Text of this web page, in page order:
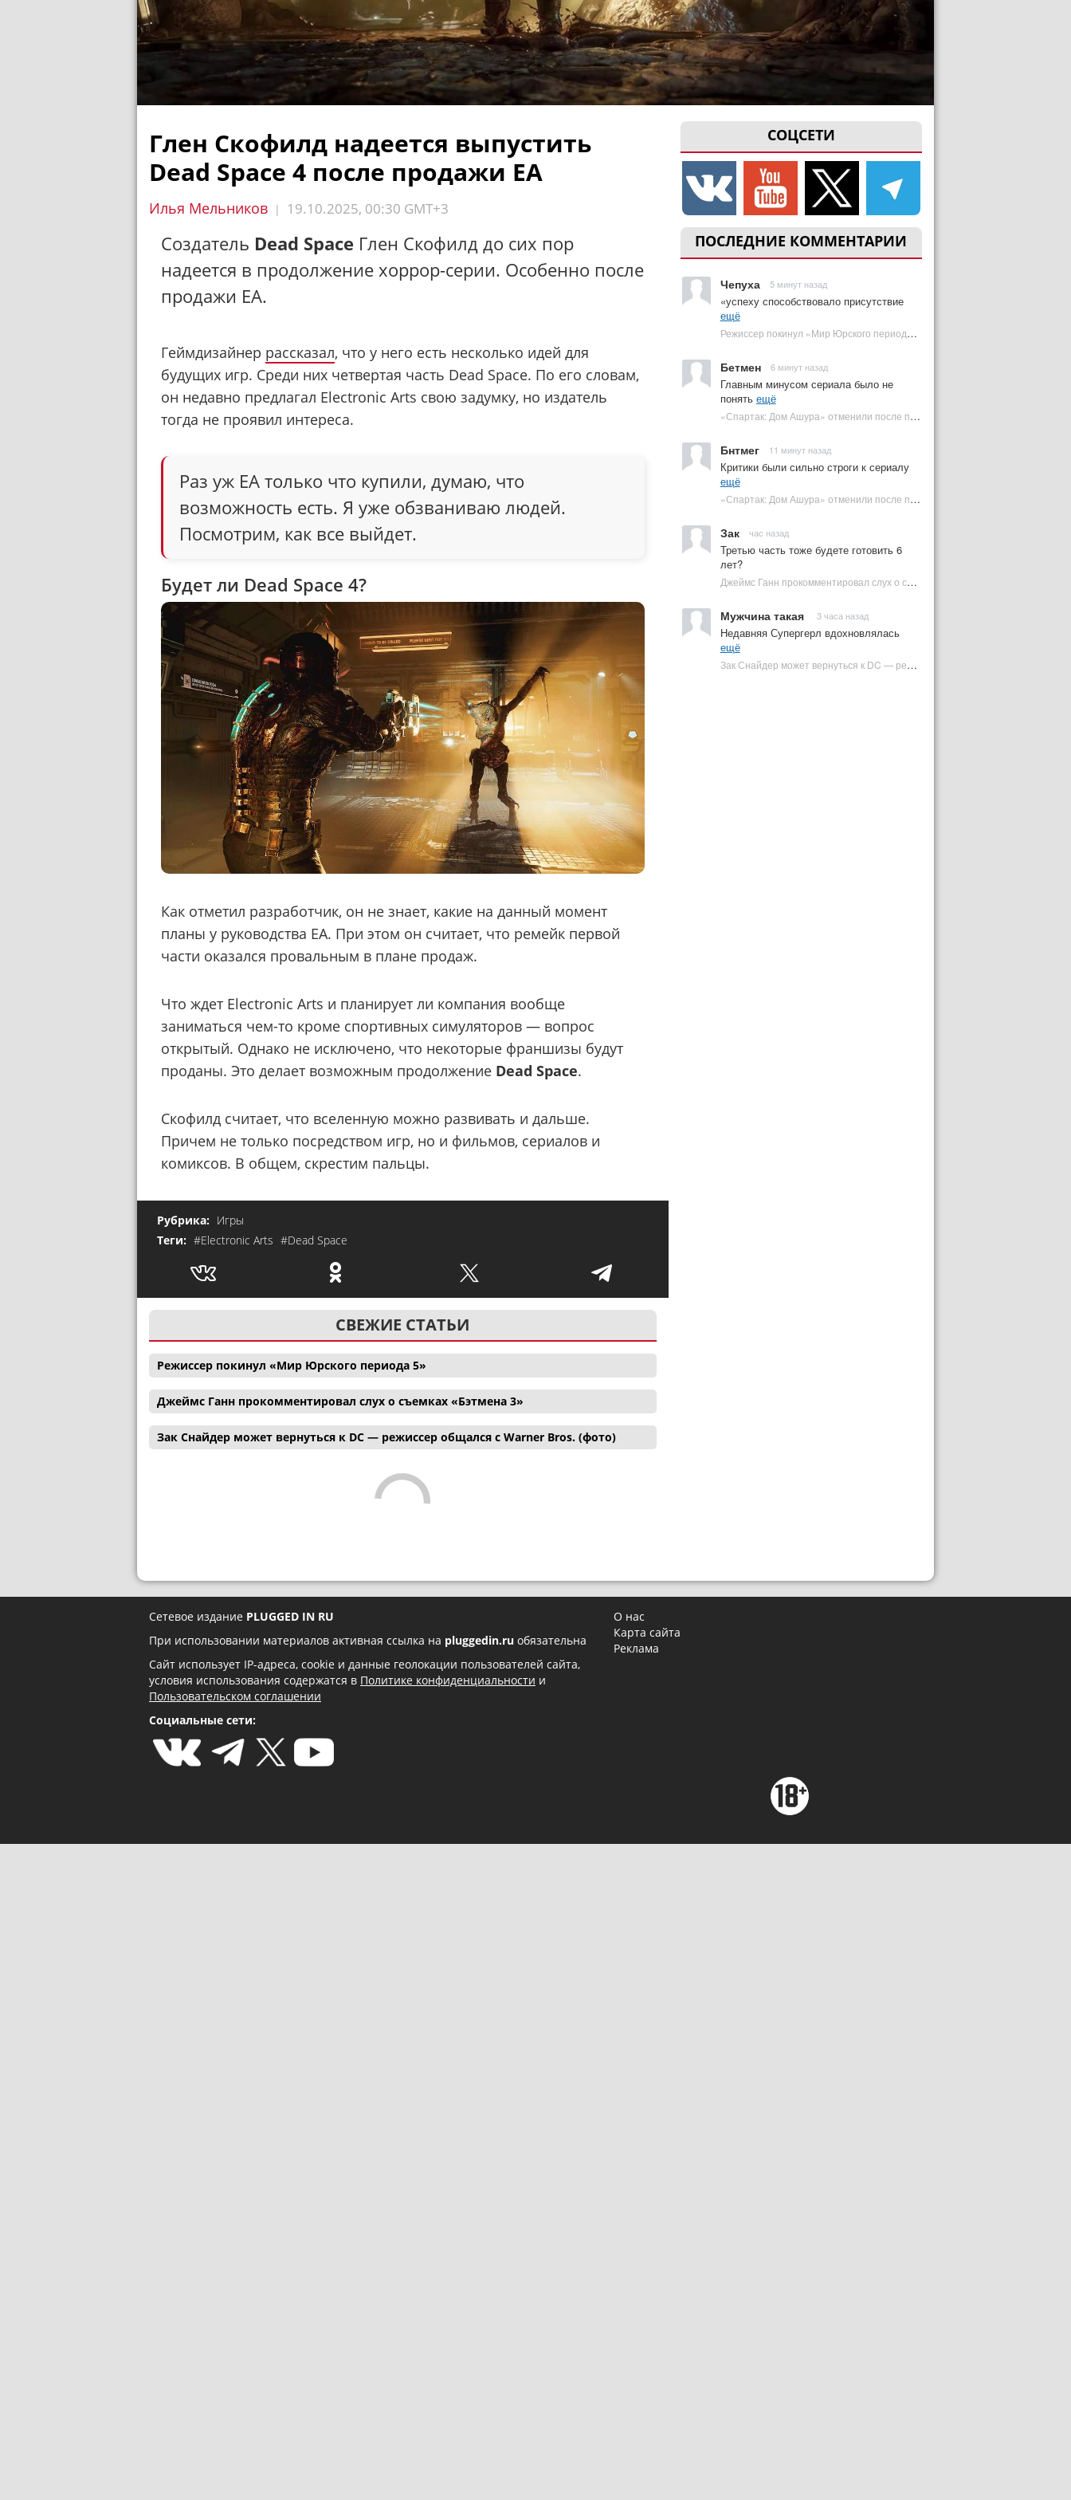
СОЦСЕТИ
ПОСЛЕДНИЕ КОММЕНТАРИИ
Чепуха 5 минут назад
«успеху способствовало присутствие
ещё
Режиссер покинул «Мир Юрского периода 5» | Plugged In Ru
Бетмен 6 минут назад
Главным минусом сериала было не
понять ещё
«Спартак: Дом Ашура» отменили после первого сезона | Plugged In Ru
Бнтмег 11 минут назад
Критики были сильно строги к сериалу
ещё
«Спартак: Дом Ашура» отменили после первого сезона | Plugged In Ru
Зак час назад
Третью часть тоже будете готовить 6
лет?
Джеймс Ганн прокомментировал слух о съемках «Бэтмена 3» | Plugged In Ru
Мужчина такая 3 часа назад
Недавняя Супергерл вдохновлялась
ещё
Зак Снайдер может вернуться к DC — режиссер общался с Warner Bros. (фото) | Plugged In Ru
Глен Скофилд надеется выпустить
Dead Space 4 после продажи EA
Илья Мельников | 19.10.2025, 00:30 GMT+3
Создатель Dead Space Глен Скофилд до сих пор
надеется в продолжение хоррор-серии. Особенно после
продажи EA.
Геймдизайнер рассказал, что у него есть несколько идей для
будущих игр. Среди них четвертая часть Dead Space. По его словам,
он недавно предлагал Electronic Arts свою задумку, но издатель
тогда не проявил интереса.
Раз уж EA только что купили, думаю, что
возможность есть. Я уже обзваниваю людей.
Посмотрим, как все выйдет.
Будет ли Dead Space 4?
Как отметил разработчик, он не знает, какие на данный момент
планы у руководства EA. При этом он считает, что ремейк первой
части оказался провальным в плане продаж.
Что ждет Electronic Arts и планирует ли компания вообще
заниматься чем-то кроме спортивных симуляторов — вопрос
открытый. Однако не исключено, что некоторые франшизы будут
проданы. Это делает возможным продолжение Dead Space.
Скофилд считает, что вселенную можно развивать и дальше.
Причем не только посредством игр, но и фильмов, сериалов и
комиксов. В общем, скрестим пальцы.
Рубрика: Игры
Теги: #Electronic Arts #Dead Space
СВЕЖИЕ СТАТЬИ
Режиссер покинул «Мир Юрского периода 5»
Джеймс Ганн прокомментировал слух о съемках «Бэтмена 3»
Зак Снайдер может вернуться к DC — режиссер общался с Warner Bros. (фото)
Сетевое издание PLUGGED IN RU
При использовании материалов активная ссылка на pluggedin.ru обязательна
Сайт использует IP-адреса, cookie и данные геолокации пользователей сайта,
условия использования содержатся в Политике конфиденциальности и
Пользовательском соглашении
Социальные сети:
О нас
Карта сайта
Реклама